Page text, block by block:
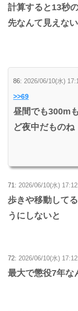
計算すると13秒
先なんて見えな
86: 2026/06/10(水)
>>69
昼間でも300m
ど夜中だものね
71: 2026/06/10(水)
歩きや移動して
うにしないと
72: 2026/06/10(水)
最大で懲役7年な